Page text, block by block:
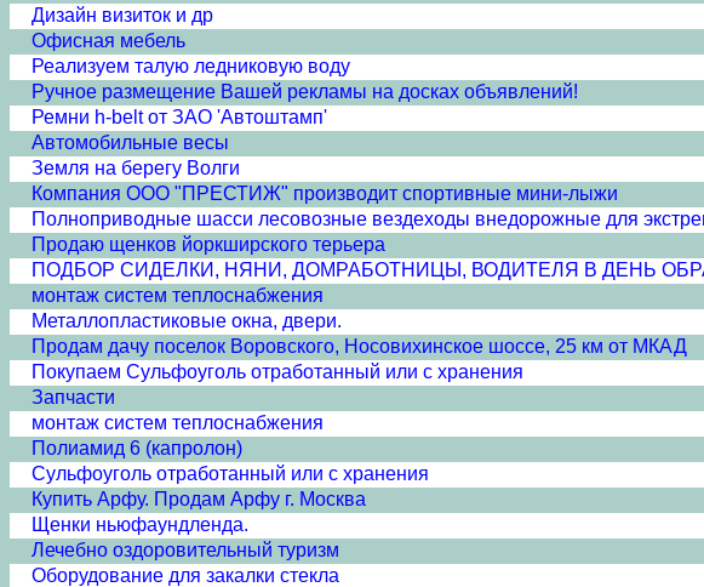
Дизайн визиток и др
Офисная мебель
Реализуем талую ледниковую воду
Ручное размещение Вашей рекламы на досках объявлений!
Ремни h-belt от ЗАО 'Автоштамп'
Автомобильные весы
Земля на берегу Волги
Компания ООО "ПРЕСТИЖ" производит спортивные мини-лыжи
Полноприводные шасси лесовозные вездеходы внедорожные для
Продаю щенков йоркширского терьера
ПОДБОР СИДЕЛКИ, НЯНИ, ДОМРАБОТНИЦЫ, ВОДИТЕЛЯ В ДЕНЬ
монтаж систем теплоснабжения
Металлопластиковые окна, двери.
Продам дачу поселок Воровского, Носовихинское шоссе, 25 км от МКАД
Покупаем Сульфоуголь отработанный или с хранения
Запчасти
монтаж систем теплоснабжения
Полиамид 6 (капролон)
Сульфоуголь отработанный или с хранения
Купить Арфу. Продам Арфу г. Москва
Щенки ньюфаундленда.
Лечебно оздоровительный туризм
Оборудование для закалки стекла